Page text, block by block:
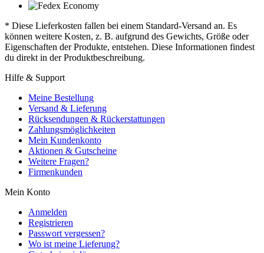
* Diese Lieferkosten fallen bei einem Standard-Versand an. Es
können weitere Kosten, z. B. aufgrund des Gewichts, Größe oder
Eigenschaften der Produkte, entstehen. Diese Informationen findest
du direkt in der Produktbeschreibung.
Hilfe & Support
Meine Bestellung
Versand & Lieferung
Rücksendungen & Rückerstattungen
Zahlungsmöglichkeiten
Mein Kundenkonto
Aktionen & Gutscheine
Weitere Fragen?
Firmenkunden
Mein Konto
Anmelden
Registrieren
Passwort vergessen?
Wo ist meine Lieferung?